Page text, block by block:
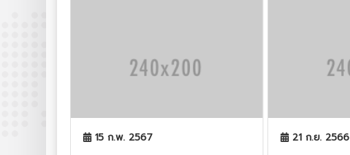
15 ก.พ. 2567
21 ก.ย. 2566